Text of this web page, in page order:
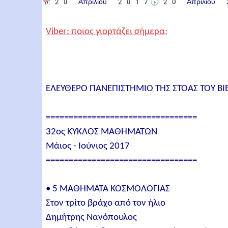
Viber: ποιος γιορτάζει σήμερα;
ΕΛΕΥΘΕΡΟ ΠΑΝΕΠΙΣΤΗΜΙΟ ΤΗΣ ΣΤΟΑΣ ΤΟΥ
=================================
32ος ΚΥΚΛΟΣ ΜΑΘΗΜΑΤΩΝ
Μάιος - Ιούνιος 2017
=================================
• 5 ΜΑΘΗΜΑΤΑ ΚΟΣΜΟΛΟΓΙΑΣ
Στον τρίτο βράχο από τον ήλιο
Δημήτρης Νανόπουλος